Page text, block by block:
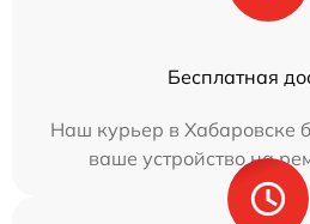
Бесплатная
Наш курьер в Хабаровске
ваше устройство на